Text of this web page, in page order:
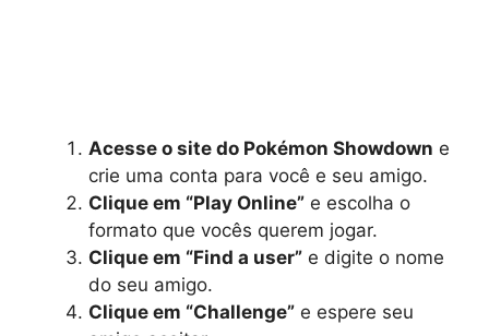
Acesse o site do Pokémon Showdown e
crie uma conta para você e seu amigo.
Clique em “Play Online” e escolha o
formato que vocês querem jogar.
Clique em “Find a user” e digite o nome
do seu amigo.
Clique em “Challenge” e espere seu